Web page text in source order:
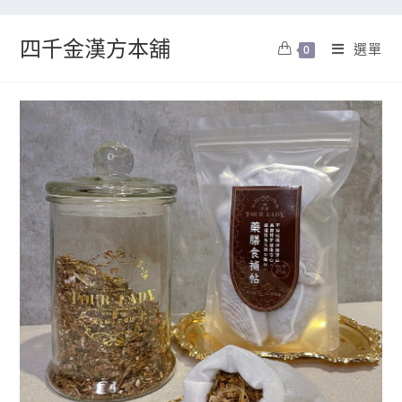
四千金漢方本舖 0 選單